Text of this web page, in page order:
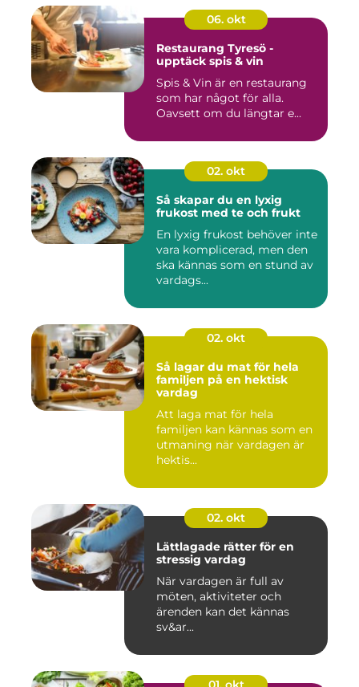
06. okt
Restaurang Tyresö -
upptäck spis & vin
Spis & Vin är en restaurang
som har något för alla.
Oavsett om du längtar e...
02. okt
Så skapar du en lyxig
frukost med te och frukt
En lyxig frukost behöver inte
vara komplicerad, men den
ska kännas som en stund av
vardags...
02. okt
Så lagar du mat för hela
familjen på en hektisk
vardag
Att laga mat för hela
familjen kan kännas som en
utmaning när vardagen är
hektis...
02. okt
Lättlagade rätter för en
stressig vardag
När vardagen är full av
möten, aktiviteter och
ärenden kan det kännas
sv&ar...